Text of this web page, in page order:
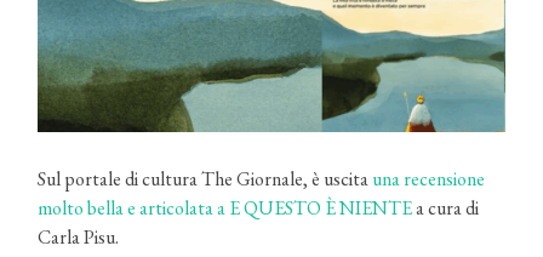
Sul portale di cultura The Giornale, è uscitauna recensione
molto bella e articolata a E QUESTO È NIENTEa cura di
Carla Pisu.